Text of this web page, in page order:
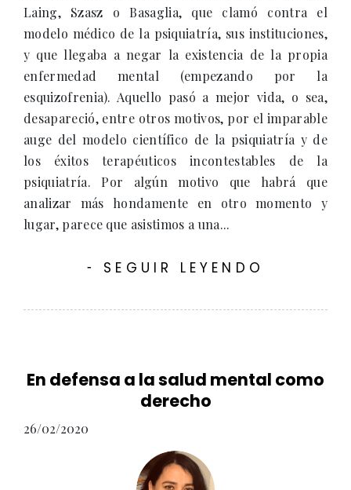
Laing, Szasz o Basaglia, que clamó contra el
modelo médico de la psiquiatría, sus instituciones,
y que llegaba a negar la existencia de la propia
enfermedad mental (empezando por la
esquizofrenia). Aquello pasó a mejor vida, o sea,
desapareció, entre otros motivos, por el imparable
auge del modelo científico de la psiquiatría y de
los éxitos terapéuticos incontestables de la
psiquiatría. Por algún motivo que habrá que
analizar más hondamente en otro momento y
lugar, parece que asistimos a una...
- SEGUIR LEYENDO
En defensa a la salud mental como
derecho
26/02/2020